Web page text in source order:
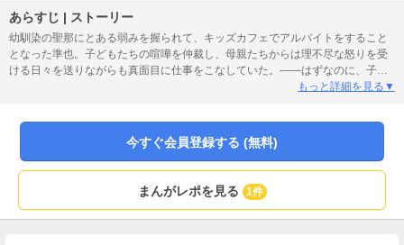
あらすじ | ストーリー
幼馴染の聖那にとある弱みを握られて、キッズカフェでアルバイトをすること
となった準也。子どもたちの喧嘩を仲裁し、母親たちからは理不尽な怒りを受
ける日々を送りながらも真面目に仕事をこなしていた。――はずなのに、子持
ちとは思えないほど綺麗な常連ママの下着を目にしてしまったことをきっかけ
り映えのしない平凡なバイト生活が一変。子供たちの遊び場は、大人たちの秘
密の”あそびば”へと姿を変えていく…。
もっと詳細を見る▼
今すぐ会員登録する (無料)
まんがレポを見る 1件